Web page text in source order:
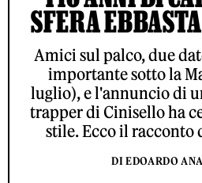
SFERA
Amici sul palco, due
importante sotto la
luglio), e l'annuncio di
trapper di Cinisello ha
stile. Ecco il racconto
DI EDOARDO